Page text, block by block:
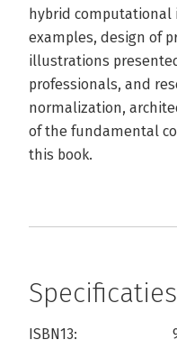
hybrid computational
examples, design of
illustrations
professionals, and
normalization,
of the fundamental
this book.
Specificaties
ISBN13: